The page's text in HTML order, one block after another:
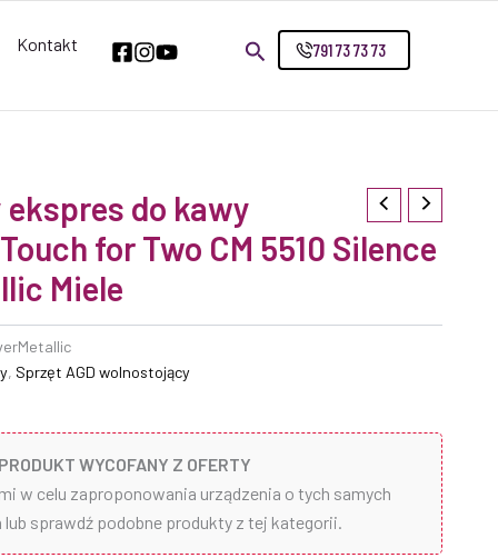
791 73 73 73
Kontakt
do kawy
for Two CM 5510 Silence
Miele
, Sprzęt AGD wolnostojący
PRODUKT WYCOFANY Z OFERTY
w celu zaproponowania urządzenia o tych samych
lub sprawdź podobne produkty z tej kategorii.